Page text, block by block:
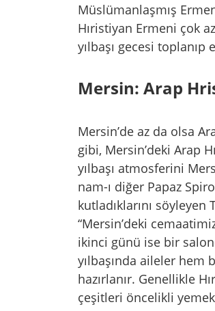
Müslümanlaşmış
Hıristiyan Ermeni çok
yılbaşı gecesi
Mersin: Arap
Mersin’de az da olsa
gibi, Mersin’deki Arap
yılbaşı atmosferini
nam-ı diğer Papaz
kutladıklarını
“Mersin’deki
ikinci günü ise bir
yılbaşında aileler
hazırlanır. Genellikle
çeşitleri öncelikli